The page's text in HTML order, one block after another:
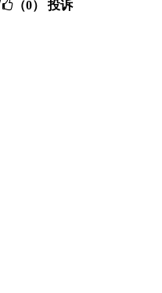
（0） 投诉